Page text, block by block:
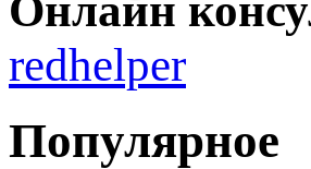
redhelper
Популярное